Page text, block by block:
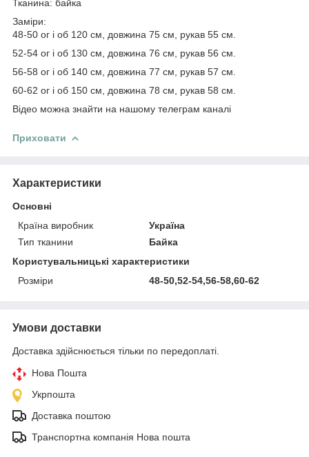
Тканина: байка
Заміри:
48-50 ог і об 120 см, довжина 75 см, рукав 55 см.
52-54 ог і об 130 см, довжина 76 см, рукав 56 см.
56-58 ог і об 140 см, довжина 77 см, рукав 57 см.
60-62 ог і об 150 см, довжина 78 см, рукав 58 см.
Відео можна знайти на нашому телеграм каналі
Приховати
Характеристики
Основні
Країна виробник
Україна
Тип тканини
Байка
Користувальницькі характеристики
Розміри
48-50,52-54,56-58,60-62
Умови доставки
Доставка здійснюється тільки по передоплаті.
Нова Пошта
Укрпошта
Доставка поштою
Транспортна компанія Нова пошта